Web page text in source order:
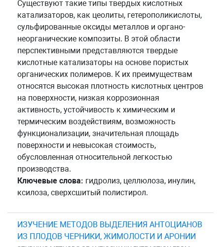
Существуют такие типы твердых кислотных
катализаторов, как цеолиты, гетерополикислоты,
сульфированные оксиды металлов и органо-
неорганические композиты. В этой области
перспективными представляются твердые
кислотные катализаторы на основе пористых
органических полимеров. К их преимуществам
относятся высокая плотность кислотных центров
на поверхности, низкая коррозионная
активность, устойчивость к химическим и
термическим воздействиям, возможность
функционализации, значительная площадь
поверхности и невысокая стоимость,
обусловленная относительной легкостью
производства.
Ключевые слова: гидролиз, целлюлоза, инулин,
ксилоза, сверхсшитый полистирол.
ИЗУЧЕНИЕ МЕТОДОВ ВЫДЕЛЕНИЯ АНТОЦИАНОВ
ИЗ ПЛОДОВ ЧЕРНИКИ, ЖИМОЛОСТИ И АРОНИИ